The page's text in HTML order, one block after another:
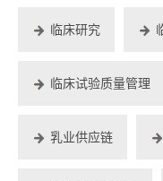
临床研究
临床试验质量管理
乳业供应链